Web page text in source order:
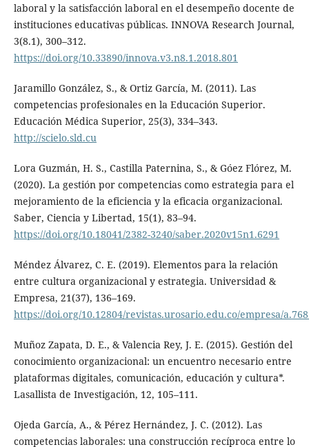
laboral y la satisfacción laboral en el desempeño docente de
instituciones educativas públicas. INNOVA Research Journal,
3(8.1), 300–312.
https://doi.org/10.33890/innova.v3.n8.1.2018.801
Jaramillo González, S., & Ortiz García, M. (2011). Las
competencias profesionales en la Educación Superior.
Educación Médica Superior, 25(3), 334–343.
http://scielo.sld.cu
Lora Guzmán, H. S., Castilla Paternina, S., & Góez Flórez, M.
(2020). La gestión por competencias como estrategia para el
mejoramiento de la eficiencia y la eficacia organizacional.
Saber, Ciencia y Libertad, 15(1), 83–94.
https://doi.org/10.18041/2382-3240/saber.2020v15n1.6291
Méndez Álvarez, C. E. (2019). Elementos para la relación
entre cultura organizacional y estrategia. Universidad &
Empresa, 21(37), 136–169.
https://doi.org/10.12804/revistas.urosario.edu.co/empresa/
Muñoz Zapata, D. E., & Valencia Rey, J. E. (2015). Gestión del
conocimiento organizacional: un encuentro necesario entre
plataformas digitales, comunicación, educación y cultura*.
Lasallista de Investigación, 12, 105–111.
Ojeda García, A., & Pérez Hernández, J. C. (2012). Las
competencias laborales: una construcción recíproca entre lo